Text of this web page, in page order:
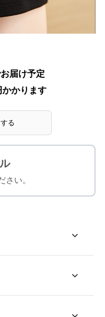
届け予定
かかります
る
さい。